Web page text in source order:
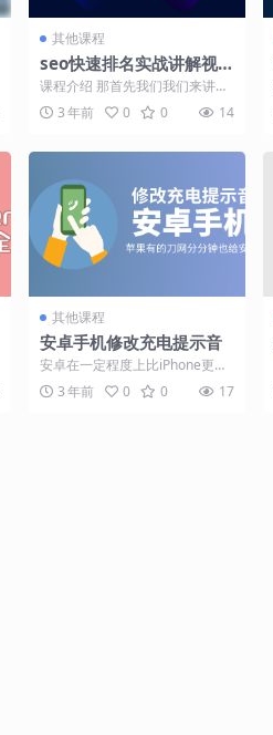
其他课程
seo快速排名实战讲解视
频课程
课程介绍 那首先我们我们来讲一
下这个快速这排名，他到底是什
么啊？其实快速排名是什...
3 年前 0 0 14
其他课程
安卓手机修改充电提示音
安卓在一定程度上比iPhone更具
可玩性，有很多安卓软件都能实
现充电提示音功能，...
3 年前 0 0 17